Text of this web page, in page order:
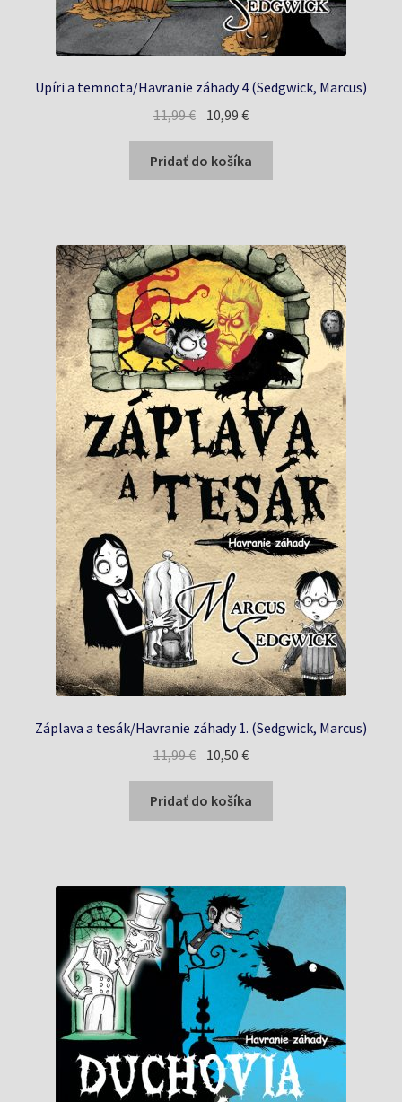
Upíri a temnota/Havranie záhady 4 (Sedgwick, Marcus)
11,99€ Pôvodná
bola:
11,99 €.
10,99€Aktuálna
je:
10,99 €.
Pridať do košíka
Záplava a tesák/Havranie záhady 1. (Sedgwick, Marcus)
11,99€ Pôvodná
cena
bola:
11,99 €.
10,50€Aktuálna
cena
je:
10,50 €.
Pridať do košíka